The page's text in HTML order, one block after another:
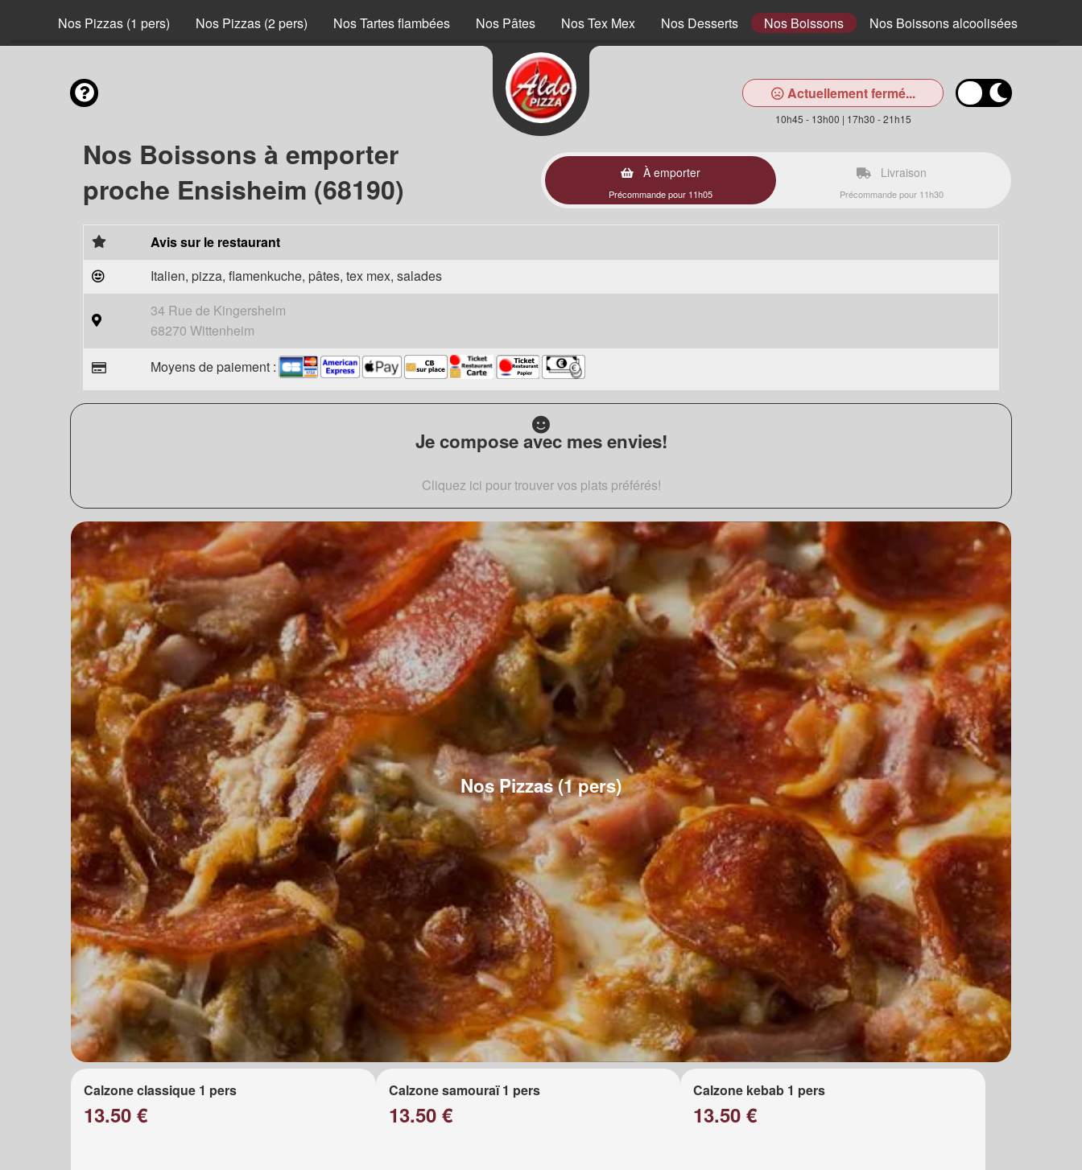
Nos Pizzas (1 pers) Nos Pizzas (2 pers) Nos Tartes flambées Nos Pâtes Nos Tex Mex Nos Desserts Nos Boissons Nos Boissons alcoolisées
Actuellement fermé...
10h45 - 13h00 | 17h30 - 21h15
Nos Boissons à emporter
proche Ensisheim (68190)
À emporter
Précommande pour 11h05
Livraison
Précommande pour 11h30
Avis sur le restaurant
Italien, pizza, flamenkuche, pâtes, tex mex, salades
34 Rue de Kingersheim
68270 Wittenheim
Moyens de paiement :
Je compose avec mes envies!
Cliquez ici pour trouver vos plats préférés!
Nos Pizzas (1 pers)
Calzone classique 1 pers
13.50 €
Calzone samouraï 1 pers
13.50 €
Calzone kebab 1 pers
13.50 €